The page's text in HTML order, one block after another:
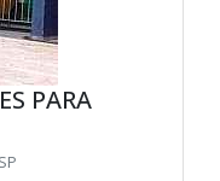
PARA